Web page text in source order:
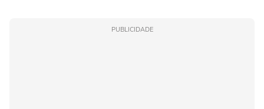
PUBLICIDADE